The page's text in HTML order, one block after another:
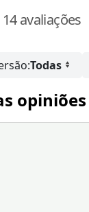
14 avaliações
Todas
opiniões